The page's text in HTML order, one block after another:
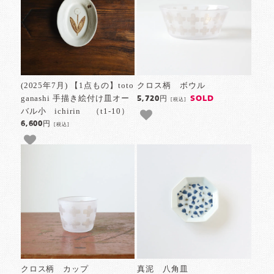
(2025年7月) 【1点もの】toto
ganashi 手描き絵付け皿オー
バル小 ichirin （t1-10）
6,600円[税込]
クロス柄 ボウル
5,720円 [税込] SOLD
クロス柄 カップ 真泥 八角皿